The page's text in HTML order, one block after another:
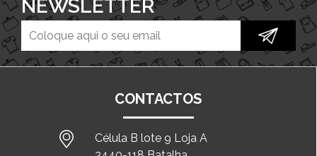
NEWSLETTER
CONTACTOS
Célula B lote 9 Loja A